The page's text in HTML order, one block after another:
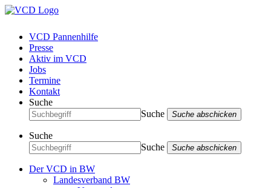
VCD Pannenhilfe
Presse
Aktiv im VCD
Jobs
Termine
Kontakt
Suche
Suche
Suche abschicken
Suche
Suche
Suche abschicken
Der VCD in BW
Landesverband BW